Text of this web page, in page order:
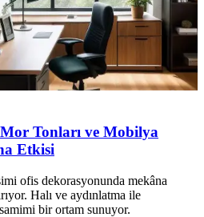
Tonları ve Mobilya
Etkisi
ofis dekorasyonunda mekâna
Halı ve aydınlatma ile
bir ortam sunuyor.